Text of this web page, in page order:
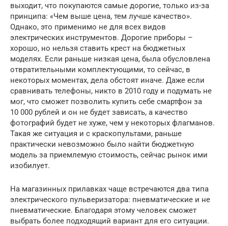
выходит, что покупаются самые дорогие, только из-за
принципа: «Чем выше цена, тем лучше качество».
Однако, это применимо не для всех видов
электрических инструментов. Дорогие приборы –
хорошо, но нельзя ставить крест на бюджетных
моделях. Если раньше низкая цена, была обусловлена
отвратительными комплектующими, то сейчас, в
некоторых моментах, дела обстоят иначе. Даже если
сравнивать телефоны, никто в 2010 году и подумать не
мог, что сможет позволить купить себе смартфон за
10 000 рублей и он не будет зависать, а качество
фотографий будет не хуже, чем у некоторых флагманов.
Такая же ситуация и с краскопультами, раньше
практически невозможно было найти бюджетную
модель за приемлемую стоимость, сейчас рынок ими
изобилует.
На магазинных прилавках чаще встречаются два типа
электрического пульверизатора: пневматические и не
пневматические. Благодаря этому человек сможет
выбрать более подходящий вариант для его ситуации.